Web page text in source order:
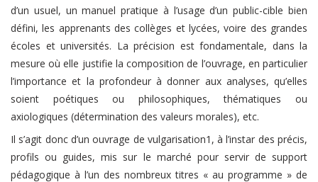
d’un usuel, un manuel pratique à l’usage d’un public-cible bien
défini, les apprenants des collèges et lycées, voire des grandes
écoles et universités. La précision est fondamentale, dans la
mesure où elle justifie la composition de l’ouvrage, en particulier
l’importance et la profondeur à donner aux analyses, qu’elles
soient poétiques ou philosophiques, thématiques ou
axiologiques (détermination des valeurs morales), etc.
Il s’agit donc d’un ouvrage de vulgarisation1, à l’instar des précis,
profils ou guides, mis sur le marché pour servir de support
pédagogique à l’un des nombreux titres « au programme » de